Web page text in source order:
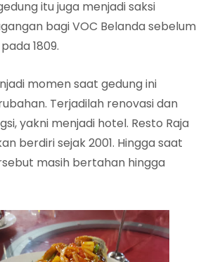
itu juga menjadi saksi
bagi VOC Belanda sebelum
1809.
momen saat gedung ini
Terjadilah renovasi dan
yakni menjadi hotel. Resto Raja
berdiri sejak 2001. Hingga saat
masih bertahan hingga